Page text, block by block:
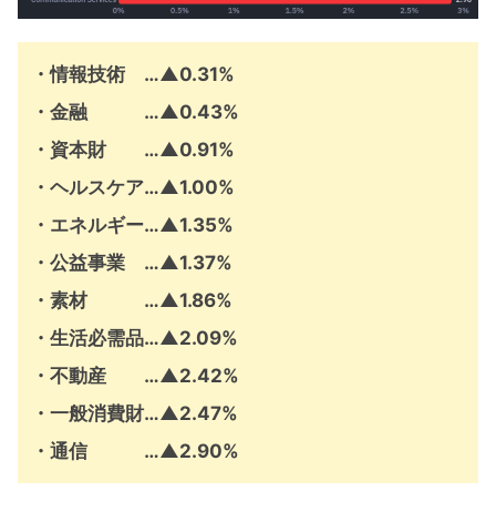
・情報技術 …▲0.31%
・金融 …▲0.43%
・資本財 …▲0.91%
・ヘルスケア…▲1.00%
・エネルギー…▲1.35%
・公益事業 …▲1.37%
・素材 …▲1.86%
・生活必需品…▲2.09%
・不動産 …▲2.42%
・一般消費財…▲2.47%
・通信 …▲2.90%